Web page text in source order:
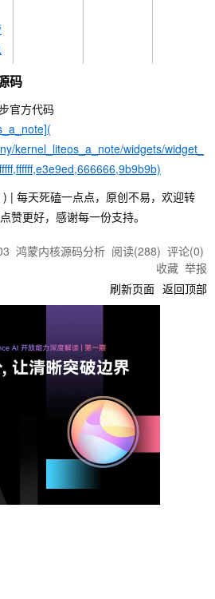
码
官方代码
kernel_liteos_a_note/widgets/widget_
| 每天死磕一点点，原创不易，欢迎转
赞更好，感谢每一份支持。
鸿蒙内核源码分析 阅读(288) 评论(0)
收藏 举报
刷新页面 返回顶部